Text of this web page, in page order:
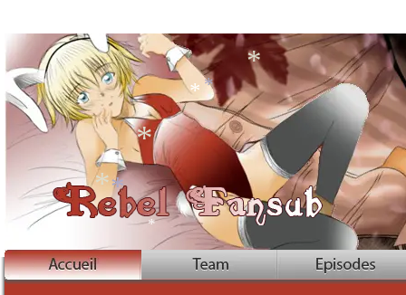
*
*
*
*
*
*
*
*